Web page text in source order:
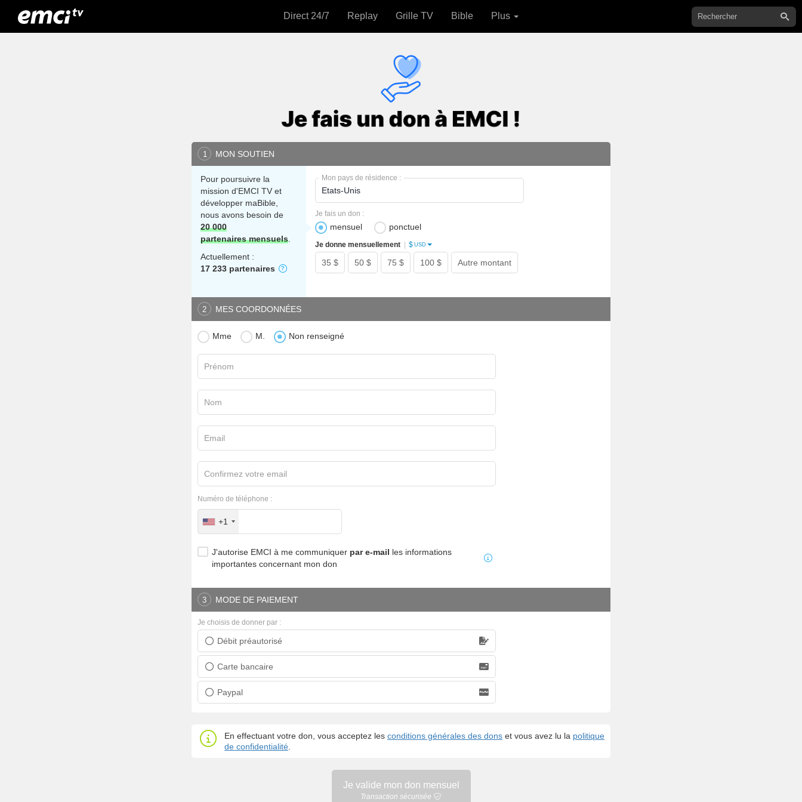
Direct 24/7 Replay Grille TV Bible Plus
1 MON SOUTIEN
Pour poursuivre la
mission d'EMCI TV et
développer maBible,
nous avons besoin de
20 000
partenaires mensuels.
Actuellement :
17 233 partenaires
Mon pays de résidence :
mensuel ponctuel
Je fais un don :
35 $ 50 $ 75 $ 100 $ Autre montant
Je donne mensuellement $ USD
2 MES COORDONNÉES
Mme M. Non renseigné
Prénom
Nom
Email
Confirmez votre email
Numéro de téléphone :
+1
J'autorise EMCI à me communiquer par e-mail les informations
importantes concernant mon don
3 MODE DE PAIEMENT
Débit préautorisé
Prélèvement bancaire
Carte bancaire
Carte bancaire
Paypal
Paypal
Je choisis de donner par :
En effectuant votre don, vous acceptez les conditions générales des dons et vous avez lu la politique
de confidentialité.
Je valide mon don mensuel
Transaction sécurisée